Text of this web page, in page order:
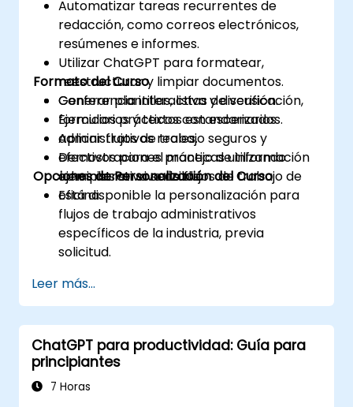
Automatizar tareas recurrentes de
redacción, como correos electrónicos,
resúmenes e informes.
Utilizar ChatGPT para formatear,
reestructurar y limpiar documentos.
Generar plantillas, listas de verificación,
formularios y textos estandarizados.
Aplicar flujos de trabajo seguros y
efectivos para el manejo de información
administrativa sensible.
Formato del Curso
Conferencia interactiva y discusión.
Ejercicios prácticos con escenarios
administrativos reales.
Demostraciones prácticas utilizando
ejemplos en vivo de flujos de trabajo de
oficina.
Opciones de Personalización del Curso
Está disponible la personalización para
flujos de trabajo administrativos
específicos de la industria, previa
solicitud.
Leer más...
ChatGPT para productividad: Guía para
principiantes
7 Horas